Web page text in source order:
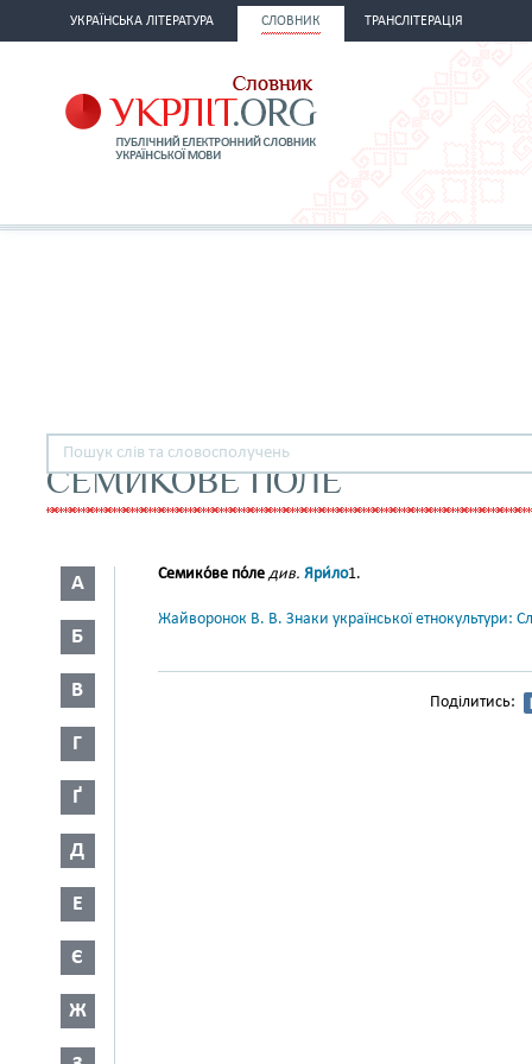
УКРАЇНСЬКА ЛІТЕРАТУРА СЛОВНИК ТРАНСЛІТЕРАЦІЯ
СЕМИКОВЕ ПОЛЕ
А
Б
В
Г
Ґ
Д
Е
Є
Ж
Семико́ве по́ле див. Яри́ло1.
Жайворонок В. В. Знаки української етнокультури:
Поділитись: